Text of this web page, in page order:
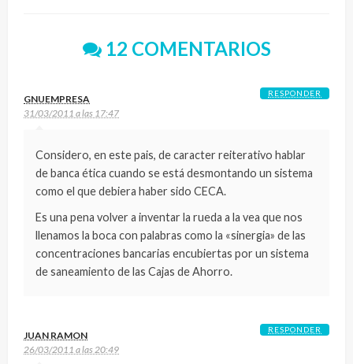
12 COMENTARIOS
GNUEMPRESA
31/03/2011 a las 17:47
Considero, en este pais, de caracter reiterativo hablar
de banca ética cuando se está desmontando un sistema
como el que debiera haber sido CECA.
Es una pena volver a inventar la rueda a la vea que nos
llenamos la boca con palabras como la «sinergia» de las
concentraciones bancarias encubiertas por un sistema
de saneamiento de las Cajas de Ahorro.
RESPONDER
JUAN RAMON
26/03/2011 a las 20:49
RESPONDER